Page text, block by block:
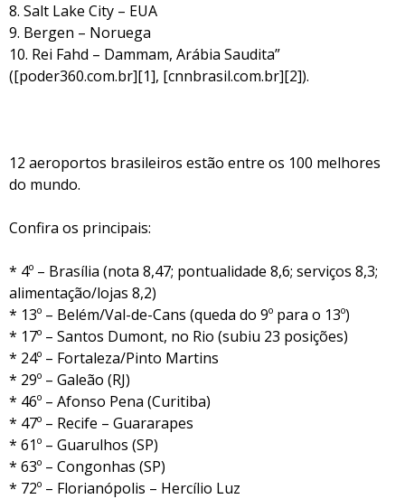
8. Salt Lake City – EUA
9. Bergen – Noruega
10. Rei Fahd – Dammam, Arábia Saudita”
([poder360.com.br][1], [cnnbrasil.com.br][2]).
12 aeroportos brasileiros estão entre os 100 melhores
do mundo.
Confira os principais:
* 4º – Brasília (nota 8,47; pontualidade 8,6; serviços 8,3;
alimentação/lojas 8,2)
* 13º – Belém/Val-de-Cans (queda do 9º para o 13º)
* 17º – Santos Dumont, no Rio (subiu 23 posições)
* 24º – Fortaleza/Pinto Martins
* 29º – Galeão (RJ)
* 46º – Afonso Pena (Curitiba)
* 47º – Recife – Guararapes
* 61º – Guarulhos (SP)
* 63º – Congonhas (SP)
* 72º – Florianópolis – Hercílio Luz